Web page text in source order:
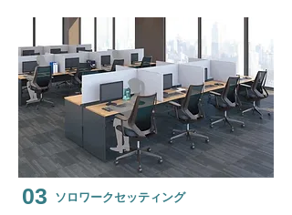
03 ソロワークセッティング